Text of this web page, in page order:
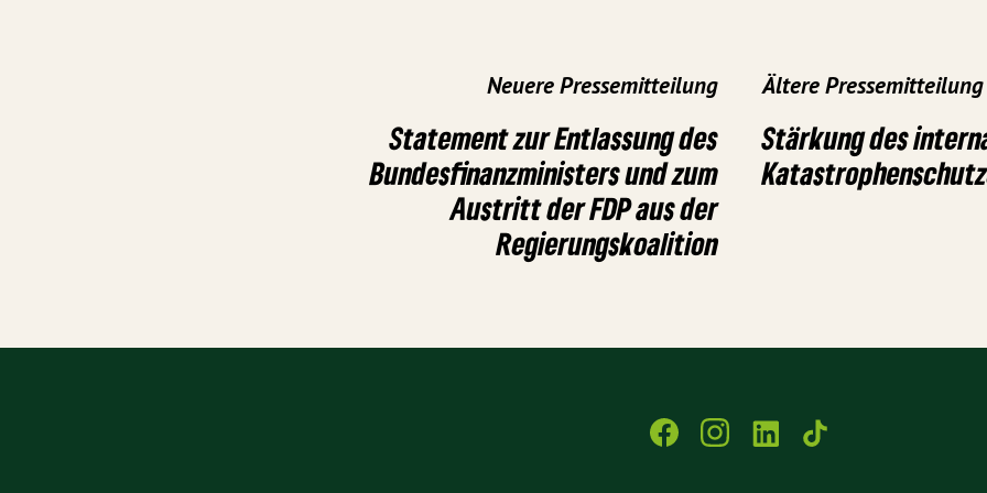
Neuere Pressemitteilung
Statement zur Entlassung des
Bundesfinanzministers und zum
Austritt der FDP aus der
Regierungskoalition
Ältere Pressemitteilung
Stärkung des